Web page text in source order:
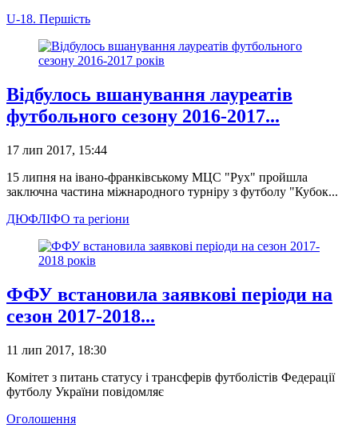
U-18. Першість
Відбулось вшанування лауреатів
футбольного сезону 2016-2017...
17 лип 2017, 15:44
15 липня на івано-франківському МЦС "Рух" пройшла
заключна частина міжнародного турніру з футболу "Кубок...
ДЮФЛІФО та регіони
ФФУ встановила заявкові періоди на
сезон 2017-2018...
11 лип 2017, 18:30
Комітет з питань статусу і трансферів футболістів Федерації
футболу України повідомляє
Оголошення